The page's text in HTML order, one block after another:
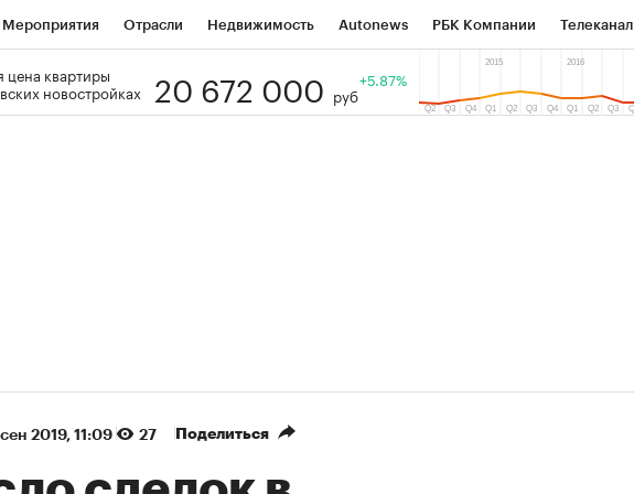
Мероприятия Отрасли Недвижимость Autonews РБК Компании Телеканал
РБК Образование Тренды
цена квартиры
новостройках
20 672 000 руб
+5.87%
2019, 11:09 27 Поделиться